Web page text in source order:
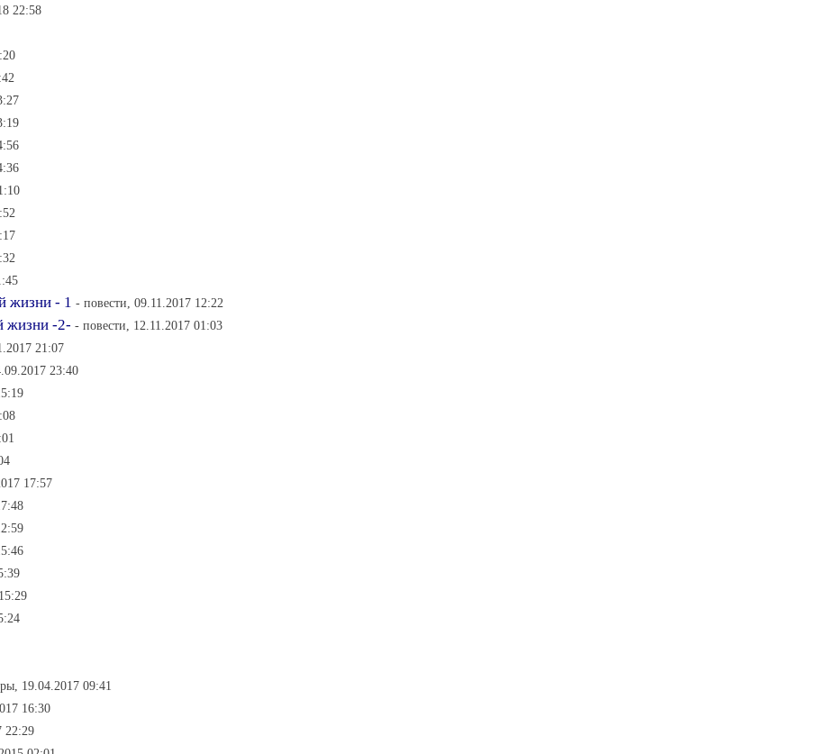
22:58
жизни - 1 - повести, 09.11.2017 12:22
жизни -2- - повести, 12.11.2017 01:03
21:07
23:40
17:57
19.04.2017 09:41
16:30
22:29